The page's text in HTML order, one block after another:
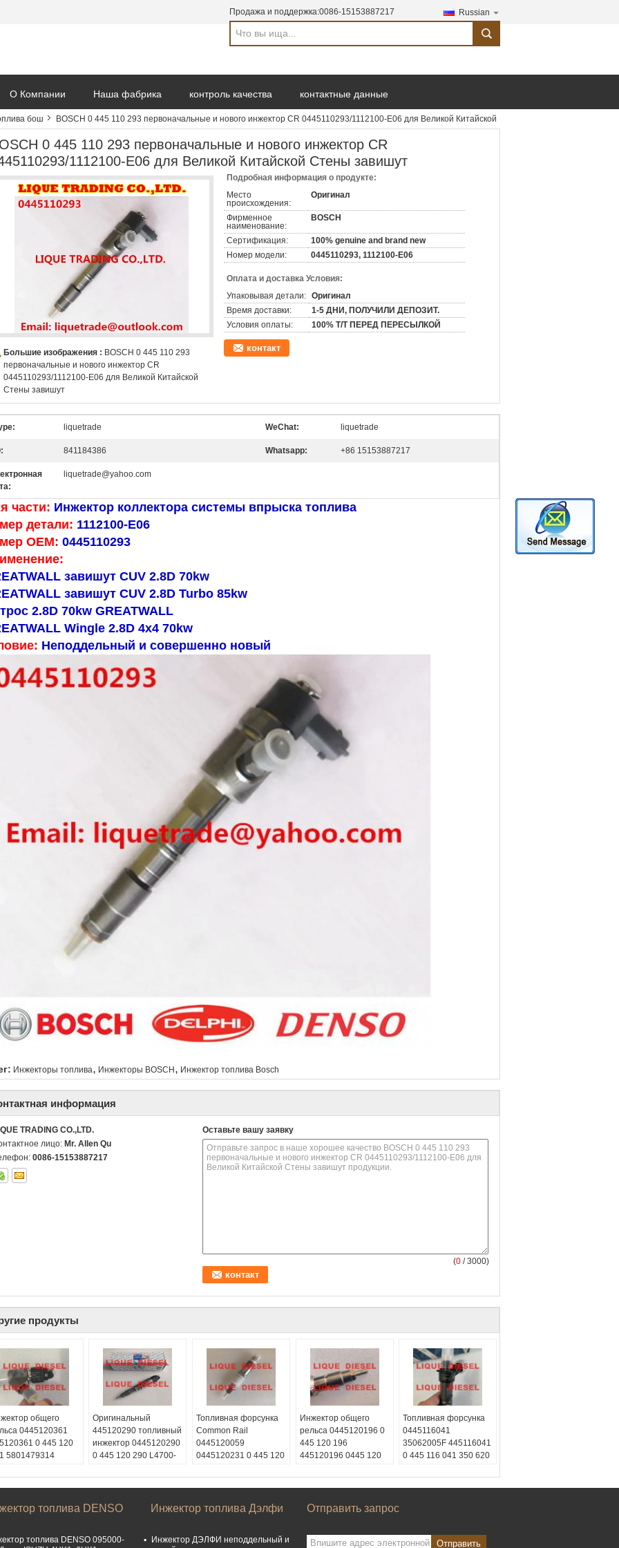
Продажа и поддержка:0086-15153887217 Russian
search
О Компании Наша фабрика контроль качества контактные данные
бош
BOSCH 0 445 110 293 первоначальные и нового инжектор CR 0445110293/1112100-E06 для Великой Китайской
0 445 110 293 первоначальные и нового инжектор CR
1112100-E06 для Великой Китайской Стены завишут
Большие изображения : BOSCH 0 445 110 293
первоначальные и нового инжектор CR
0445110293/1112100-E06 для Великой Китайской
Стены завишут
Подробная информация о продукте:
Место
происхождения:
Оригинал
Фирменное
наименование:
BOSCH
Сертификация:
100% genuine and brand new
Номер модели:
0445110293, 1112100-E06
Оплата и доставка Условия:
Упаковывая детали: Оригинал
Время доставки:
1-5 ДНИ, ПОЛУЧИЛИ ДЕПОЗИТ.
Условия оплаты:
100% T/T ПЕРЕД ПЕРЕСЫЛКОЙ
контакт
liquetrade WeChat: liquetrade
841184386 Whatsapp: +86 15153887217
liquetrade@yahoo.com
части: Инжектор коллектора системы впрыска топлива
детали: 1112100-E06
OEM: 0445110293
завишут CUV 2.8D 70kw
завишут CUV 2.8D Turbo 85kw
2.8D 70kw GREATWALL
Wingle 2.8D 4x4 70kw
Неподдельный и совершенно новый
Инжекторы топлива, Инжекторы BOSCH , Инжектор топлива Bosch
информация
TRADING CO.,LTD.
лицо: Mr. Allen Qu
0086-15153887217
Оставьте вашу заявку
(0 / 3000)
продукты
общего
0445120361
0 445 120
5801479314
почта:
Оригинальный
445120290 топливный
инжектор 0445120290
0 445 120 290 L4700-
L47001112100AA38
Скайп:жидкий
008615153887217
Топливная форсунка
Common Rail
0445120059
0445120231 0 445 120
4945969 3976372
Скайп:жидкий
008615153887217
Инжектор общего
рельса 0445120196 0
445 120 196
445120196 0445 120
Скайп:жидкий
Вичат:
15153887217
Топливная форсунка
0445116041
35062005F 445116041
0 445 116 041 350 620
Скайп:жидкий
15153887217
топлива DENSO
топлива DENSO 095000-
Инжектор топлива Дэлфи
Инжектор ДЭЛФИ неподдельный и
Отправить запрос
Отправить